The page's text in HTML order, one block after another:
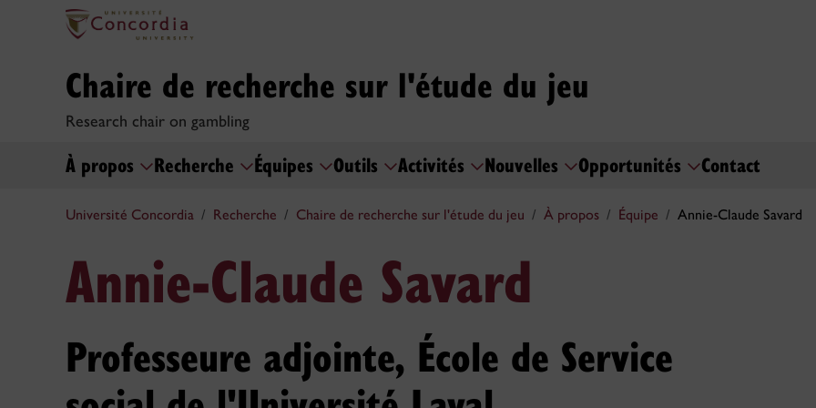
Chaire de recherche sur l'étude du jeu
Research chair on gambling
À propos Recherche Équipes Outils Activités Nouvelles Opportunités Contact
Université Concordia Recherche Chaire de recherche sur l'étude du jeu À propos Équipe Annie-Claude Savard
Annie-Claude Savard
Professeure adjointe, École de Service